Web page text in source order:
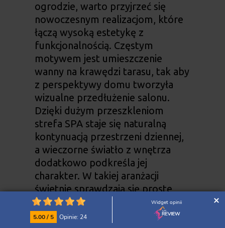
ogrodzie, warto przyjrzeć się
nowoczesnym realizacjom, które
łączą wysoką estetykę z
funkcjonalnością. Częstym
motywem jest umieszczenie
wanny na krawędzi tarasu, tak aby
z perspektywy domu tworzyła
wizualne przedłużenie salonu.
Dzięki dużym przeszkleniom
strefa SPA staje się naturalną
kontynuacją przestrzeni dziennej,
a wieczorne światło z wnętrza
dodatkowo podkreśla jej
charakter. W takiej aranżacji
świetnie sprawdzają się proste
formy, ciemne okładziny,
punktowe oświetlenie oraz
5.00 / 5 Opinie: 24
Widget opinii